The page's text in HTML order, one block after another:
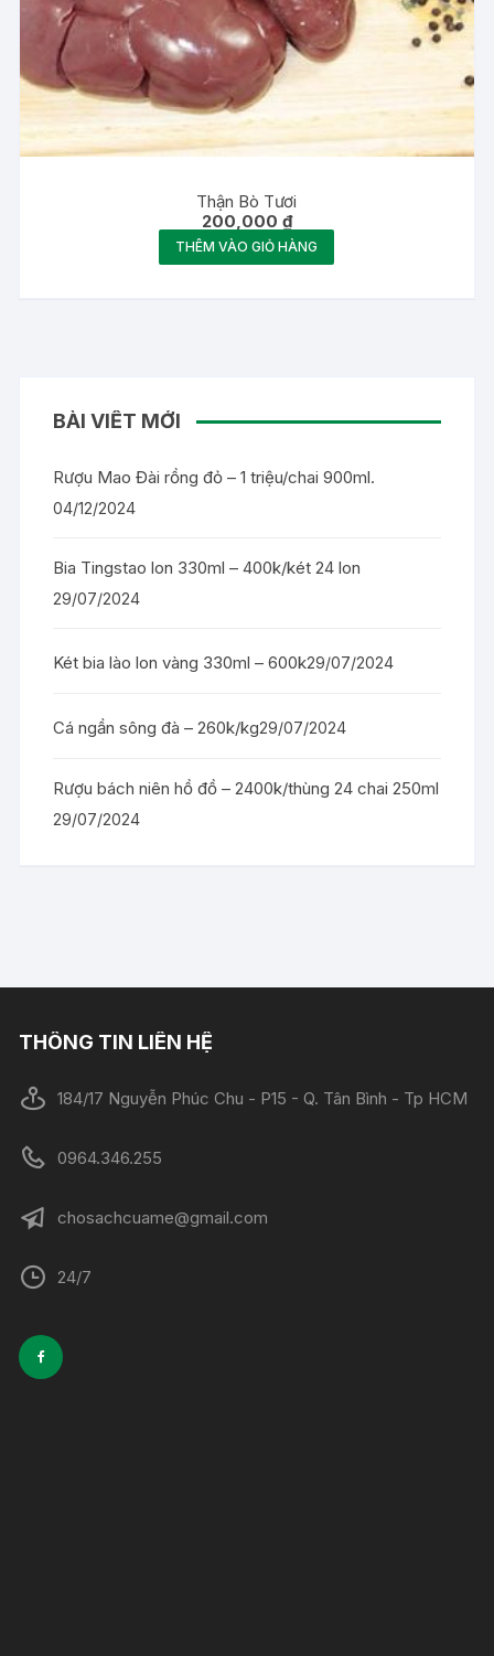
Thận Bò Tươi
200,000 ₫
THÊM VÀO GIỎ HÀNG
BÀI VIẾT MỚI
Rượu Mao Đài rồng đỏ – 1 triệu/chai 900ml.
04/12/2024
Bia Tingstao lon 330ml – 400k/két 24 lon
29/07/2024
Két bia lào lon vàng 330ml – 600k29/07/2024
Cá ngần sông đà – 260k/kg29/07/2024
Rượu bách niên hồ đồ – 2400k/thùng 24 chai 250ml
29/07/2024
THÔNG TIN LIÊN HỆ
184/17 Nguyễn Phúc Chu - P15 - Q. Tân Bình - Tp HCM
0964.346.255
chosachcuame@gmail.com
24/7